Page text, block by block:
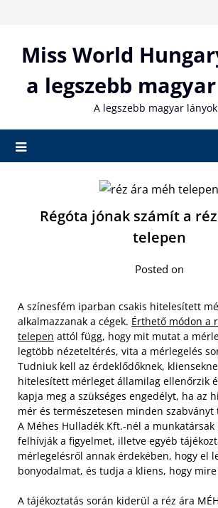
contentMiss World
a legszebb
A legszebb magyar
Régóta jónak számít a
telepen
Posted on
A színesfém iparban csakis hitelesített
alkalmazzanak a cégek. Érthető módon a
telepen attól függ, hogy mit mutat a
legtöbb nézeteltérés, vita a mérlegelés
Tudniuk kell az érdeklődőknek,
hitelesített mérleget államilag ellenőrzik
kapja meg a szükséges engedélyt, ha az
mér és természetesen minden szabványt
A Méhes Hulladék Kft.-nél a
felhívják a figyelmet, illetve egyéb
mérlegelésről annak érdekében, hogy el
bonyodalmat, és tudja a kliens, hogy
A tájékoztatás során kiderül a réz ára